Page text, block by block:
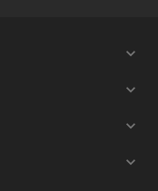



